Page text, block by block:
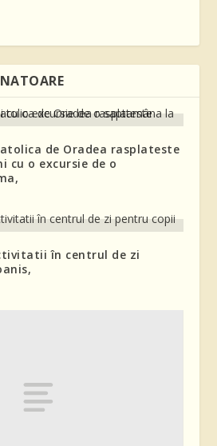
de Oradea rasplateste
cu o excursie de o
în centrul de zi